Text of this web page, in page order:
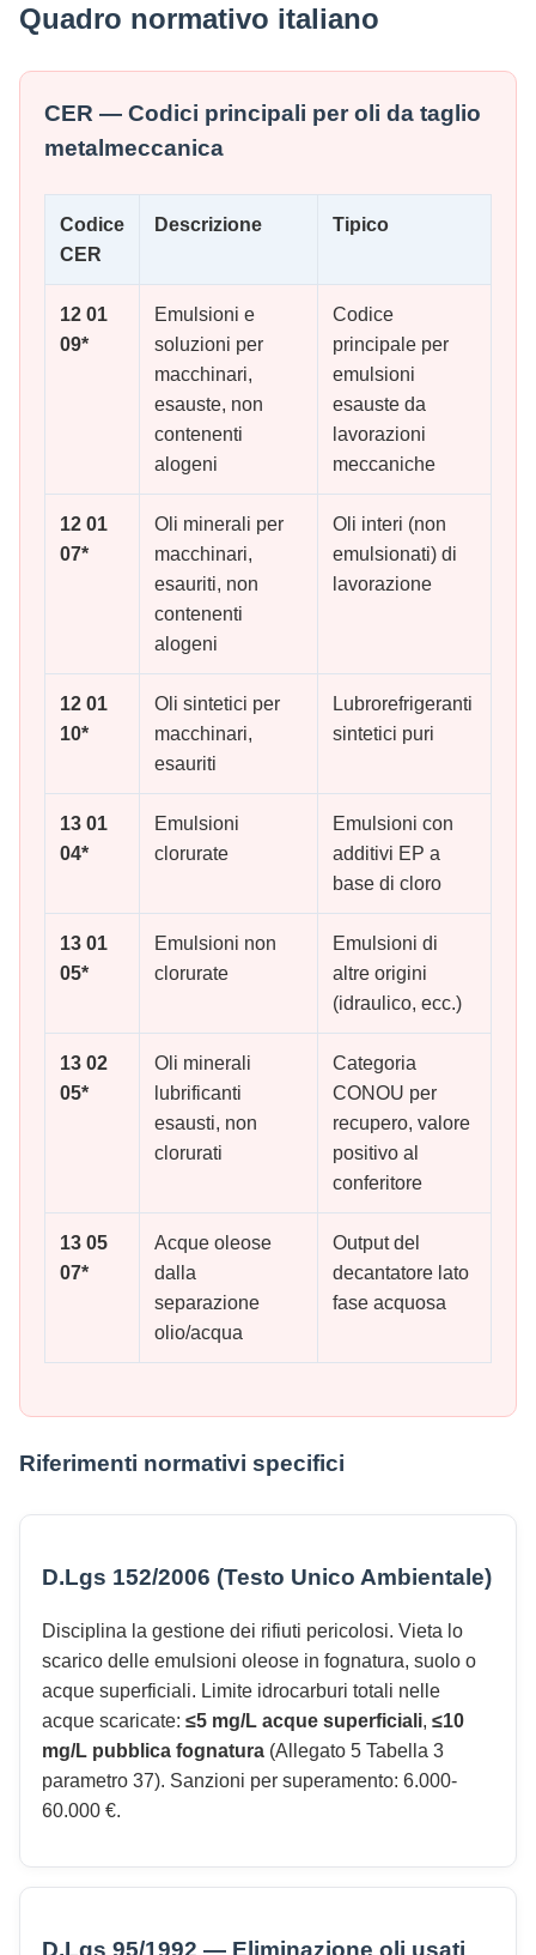
Quadro normativo italiano
CER — Codici principali per oli da taglio
metalmeccanica
Codice
CER
Descrizione Tipico
12 01
09*
Emulsioni e
soluzioni per
macchinari,
esauste, non
contenenti
alogeni
Codice
principale per
emulsioni
esauste da
lavorazioni
meccaniche
12 01
07*
Oli minerali per
macchinari,
esauriti, non
contenenti
alogeni
Oli interi (non
emulsionati) di
lavorazione
12 01
10*
Oli sintetici per
macchinari,
esauriti
Lubrorefrigeranti
sintetici puri
13 01
04*
Emulsioni
clorurate
Emulsioni con
additivi EP a
base di cloro
13 01
05*
Emulsioni non
clorurate
Emulsioni di
altre origini
(idraulico, ecc.)
13 02
05*
Oli minerali
lubrificanti
esausti, non
clorurati
Categoria
CONOU per
recupero, valore
positivo al
conferitore
13 05
07*
Acque oleose
dalla
separazione
olio/acqua
Output del
decantatore lato
fase acquosa
Riferimenti normativi specifici
D.Lgs 152/2006 (Testo Unico Ambientale)
Disciplina la gestione dei rifiuti pericolosi. Vieta lo
scarico delle emulsioni oleose in fognatura, suolo o
acque superficiali. Limite idrocarburi totali nelle
acque scaricate: ≤5 mg/L acque superficiali, ≤10
mg/L pubblica fognatura (Allegato 5 Tabella 3
parametro 37). Sanzioni per superamento: 6.000-
60.000 €.
D.Lgs 95/1992 — Eliminazione oli usati